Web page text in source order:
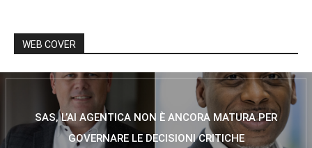
WEB COVER
SAS, L’AI AGENTICA NON È ANCORA MATURA PER
GOVERNARE LE DECISIONI CRITICHE